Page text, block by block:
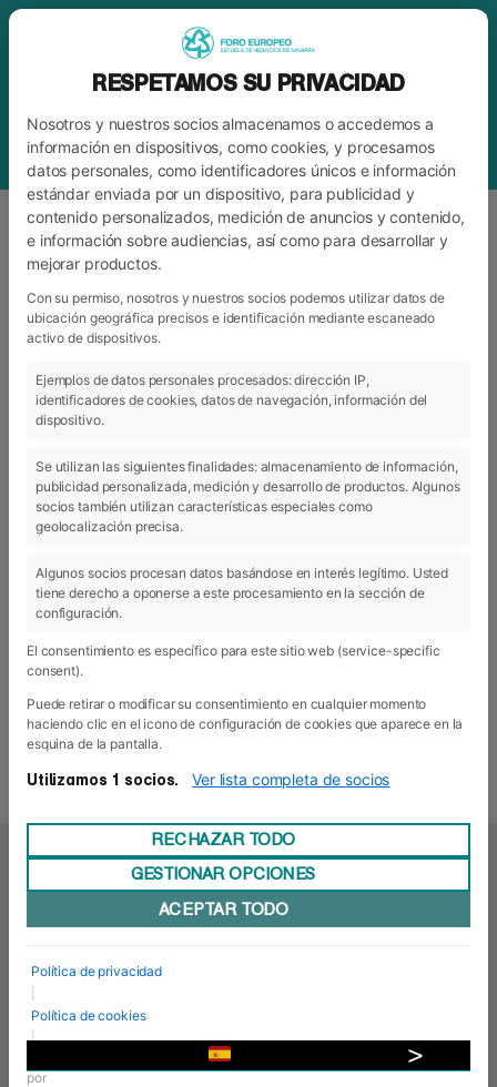
BLOGFORO
ARCHIVO CATEGORÍAS
11 May 2015 - Vivir Empresa
Experiencias desde dentro
Esta es mi historia dentro de la Escuela de Negocios de
Navarra Foro Europeo… Animaos a seguirla. Mis comienzos
en esta Escuela de Negocios datan del año 2012, un
momento en el que la situación económica no ayudaba y la
…Sigue leyendo→
Leer en el blog del autor
OTRAS NOTICIAS
RESPETAMOS SU PRIVACIDAD
Nosotros y nuestros socios almacenamos o accedemos a
información en dispositivos, como cookies, y procesamos
datos personales, como identificadores únicos e información
estándar enviada por un dispositivo, para publicidad y
contenido personalizados, medición de anuncios y contenido,
e información sobre audiencias, así como para desarrollar y
mejorar productos.
Con su permiso, nosotros y nuestros socios podemos utilizar datos de
ubicación geográfica precisos e identificación mediante escaneado
activo de dispositivos.
Ejemplos de datos personales procesados: dirección IP,
identificadores de cookies, datos de navegación, información del
dispositivo.
Se utilizan las siguientes finalidades: almacenamiento de información,
publicidad personalizada, medición y desarrollo de productos. Algunos
socios también utilizan características especiales como
geolocalización precisa.
Algunos socios procesan datos basándose en interés legítimo. Usted
tiene derecho a oponerse a este procesamiento en la sección de
configuración.
El consentimiento es específico para este sitio web (service-specific
consent).
Puede retirar o modificar su consentimiento en cualquier momento
haciendo clic en el icono de configuración de cookies que aparece en la
esquina de la pantalla.
Utilizamos 1 socios. Ver lista completa de socios
RECHAZAR TODO
GESTIONAR OPCIONES
ACEPTAR TODO
Política de privacidad
Política de cookies
|
por